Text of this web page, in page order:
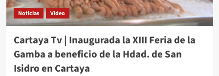
Noticias Video
Cartaya Tv | Inaugurada la XIII Feria de la
Gamba a beneficio de la Hdad. de San
Isidro en Cartaya